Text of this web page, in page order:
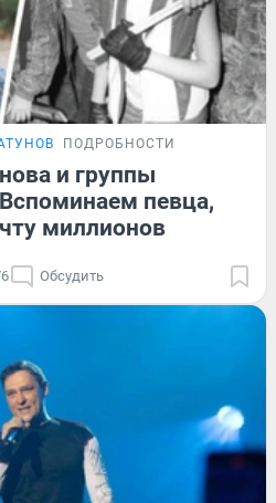
ПОДРОБНОСТИ
и группы
певца,
миллионов
Обсудить